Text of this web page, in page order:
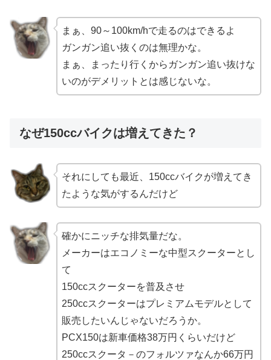
まぁ、90～100km/hで走るのはできるよ
ガンガン追い抜くのは無理かな。
まぁ、まったり行くからガンガン追い抜けな
いのがデメリットとは感じないな。
なぜ150ccバイクは増えてきた？
それにしても最近、150ccバイクが増えてき
たような気がするんだけど
確かにニッチな排気量だな。
メーカーはエコノミーな中型スクーターとし
て
150ccスクーターを普及させ
250ccスクーターはプレミアムモデルとして
販売したいんじゃないだろうか。
PCX150は新車価格38万円くらいだけど
250ccスクータ－のフォルツァなんか66万円